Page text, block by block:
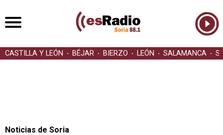
CASTILLA Y LEÓN BÉJAR BIERZO LEÓN SALAMANCA
Noticias de Soria